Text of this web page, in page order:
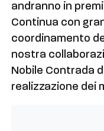
andranno in
Continua con
coordinamento
nostra
Nobile Contrada
realizzazione dei